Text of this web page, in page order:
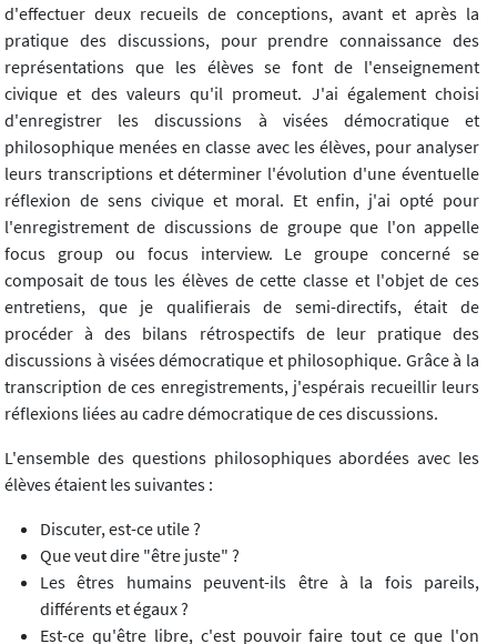
d'effectuer deux recueils de conceptions, avant et après la
pratique des discussions, pour prendre connaissance des
représentations que les élèves se font de l'enseignement
civique et des valeurs qu'il promeut. J'ai également choisi
d'enregistrer les discussions à visées démocratique et
philosophique menées en classe avec les élèves, pour analyser
leurs transcriptions et déterminer l'évolution d'une éventuelle
réflexion de sens civique et moral. Et enfin, j'ai opté pour
l'enregistrement de discussions de groupe que l'on appelle
focus group ou focus interview. Le groupe concerné se
composait de tous les élèves de cette classe et l'objet de ces
entretiens, que je qualifierais de semi-directifs, était de
procéder à des bilans rétrospectifs de leur pratique des
discussions à visées démocratique et philosophique. Grâce à la
transcription de ces enregistrements, j'espérais recueillir leurs
réflexions liées au cadre démocratique de ces discussions.
L'ensemble des questions philosophiques abordées avec les
élèves étaient les suivantes :
Discuter, est-ce utile ?
Que veut dire "être juste" ?
Les êtres humains peuvent-ils être à la fois pareils,
différents et égaux ?
Est-ce qu'être libre, c'est pouvoir faire tout ce que l'on